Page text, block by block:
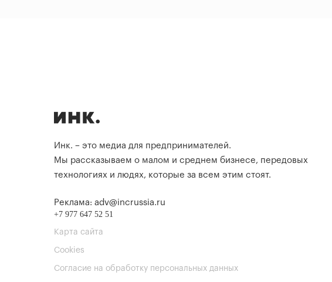
Инк. – это медиа для предпринимателей.
Мы рассказываем о малом и среднем бизнесе, передовых
технологиях и людях, которые за всем этим стоят.
Реклама: adv@incrussia.ru
+7 977 647 52 51
Карта сайта
Cookies
Согласие на обработку персональных данных